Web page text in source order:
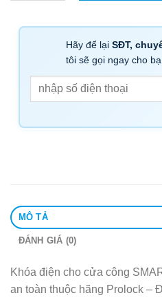
Hãy để lạiSĐT,
tôi sẽ gọi ngay cho
MÔ TẢ
ĐÁNH GIÁ (0)
Khóa điện cho cửa công
an toàn thuộc hãng Prolock –